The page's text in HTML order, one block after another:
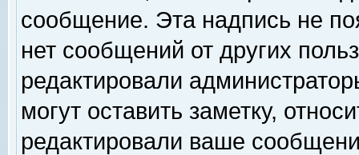
сообщение. Эта надпись не
нет сообщений от других
редактировали
могут оставить заметку,
редактировали ваше